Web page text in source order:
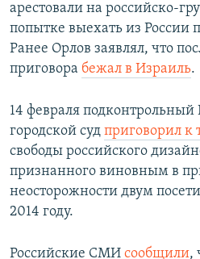
арестовали на российско-
попытке выехать из России
Ранее Орлов заявлял, что
приговора бежал в Израиль.
14 февраля
городской суд приговорил к
свободы российского
признанного виновным в
неосторожности двум
2014 году.
Российские СМИ сообщили,